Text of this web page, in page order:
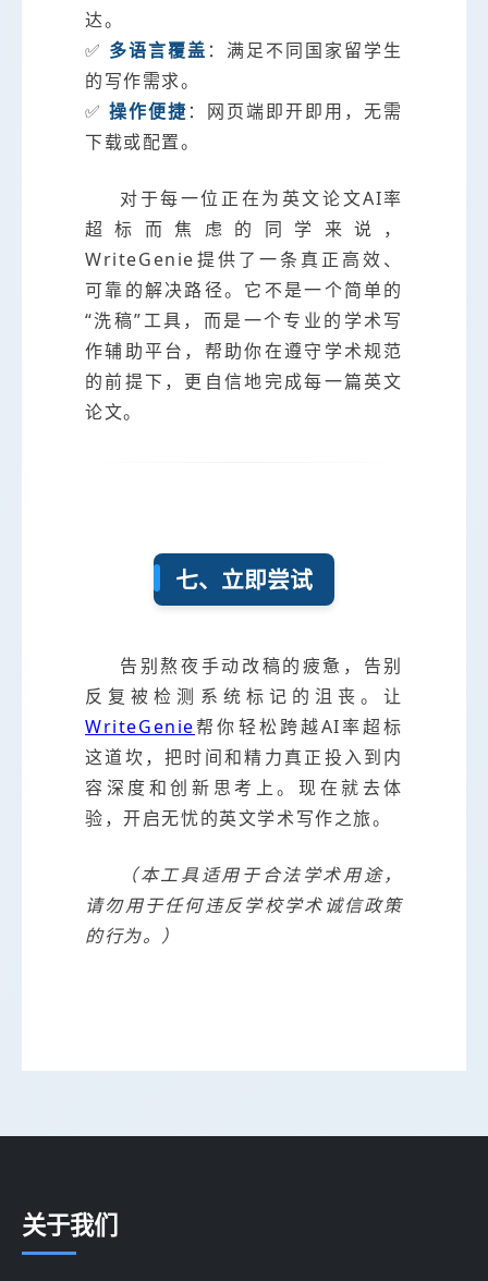
达。
✅ 多语言覆盖 ：满足不同国家留学生
的写作需求。
✅操作便捷：网页端即开即用，无需
下载或配置。
对于每一位正在为英文论文AI率
超标而焦虑的同学来说，
WriteGenie提供了一条真正高效、
可靠的解决路径。它不是一个简单的
“洗稿”工具，而是一个专业的学术写
作辅助平台，帮助你在遵守学术规范
的前提下，更自信地完成每一篇英文
论文。
七、立即尝试
告别熬夜手动改稿的疲惫，告别
反复被检测系统标记的沮丧。让
WriteGenie帮你轻松跨越AI率超标
这道坎，把时间和精力真正投入到内
容深度和创新思考上。现在就去体
验，开启无忧的英文学术写作之旅。
（本工具适用于合法学术用途，
请勿用于任何违反学校学术诚信政策
的行为。）
关于我们